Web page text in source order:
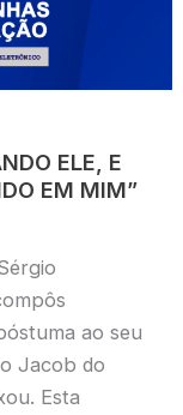
ELE, E
EM MIM”
ao seu
Jacob do
Esta